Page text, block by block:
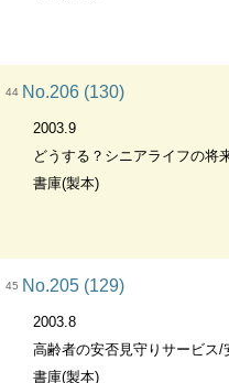
44 No.206 (130)
2003.9
どうする？シニアライフの将
書庫(製本)
45 No.205 (129)
2003.8
高齢者の安否見守りサービス/
書庫(製本)